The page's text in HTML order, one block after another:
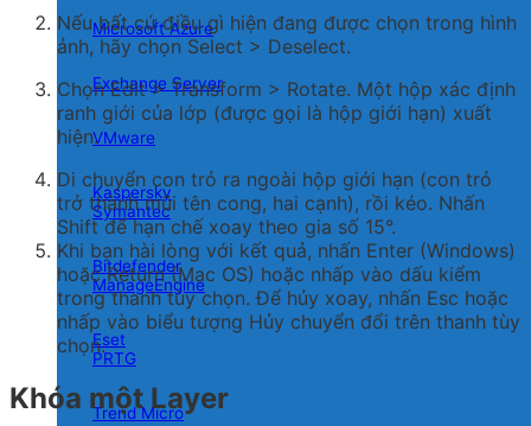
Microsoft Azure
Exchange Server
VMware
Kaspersky
Symantec
Bitdefender
ManageEngine
Eset
PRTG
Trend Micro
Nếu bất cứ điều gì hiện đang được chọn trong hình
ảnh, hãy chọn Select > Deselect.
Chọn Edit > Transform > Rotate. Một hộp xác định
ranh giới của lớp (được gọi là hộp giới hạn) xuất
hiện.
Di chuyển con trỏ ra ngoài hộp giới hạn (con trỏ
trở thành mũi tên cong, hai cạnh), rồi kéo. Nhấn
Shift để hạn chế xoay theo gia số 15°.
Khi bạn hài lòng với kết quả, nhấn Enter (Windows)
hoặc Return (Mac OS) hoặc nhấp vào dấu kiểm
trong thanh tùy chọn. Để hủy xoay, nhấn Esc hoặc
nhấp vào biểu tượng Hủy chuyển đổi trên thanh tùy
chọn.
Khóa một Layer